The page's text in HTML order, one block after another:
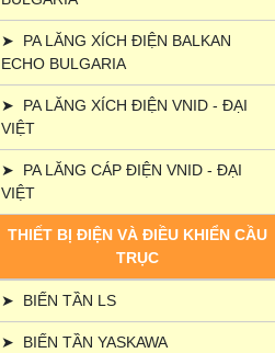
➤
PA LĂNG XÍCH ĐIỆN BALKAN
ECHO BULGARIA
➤
PA LĂNG XÍCH ĐIỆN VNID - ĐẠI
VIỆT
➤
PA LĂNG CÁP ĐIỆN VNID - ĐẠI
VIỆT
THIẾT BỊ ĐIỆN VÀ ĐIỀU KHIỂN CẦU
TRỤC
➤ BIẾN TẦN LS
➤ BIẾN TẦN YASKAWA